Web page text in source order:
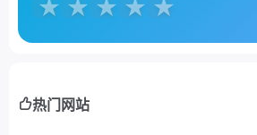
热门网站